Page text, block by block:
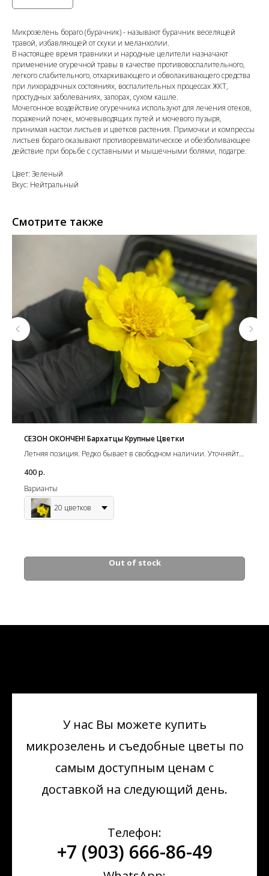
Микрозелень бораго (бурачник) - называют бурачник веселящей
травой, избавляющей от скуки и меланхолии.
В настоящее время травники и народные целители назначают
применение огуречной травы в качестве противовоспалительного,
легкого слабительного, отхаркивающего и обволакивающего средства
при лихорадочных состояниях, воспалительных процессах ЖКТ,
простудных заболеваниях, запорах, сухом кашле.
Мочегонное воздействие огуречника используют для лечения отеков,
поражений почек, мочевыводящих путей и мочевого пузыря,
принимая настои листьев и цветков растения. Примочки и компрессы
листьев бораго оказывают противоревматическое и обезболивающее
действие при борьбе с суставными и мышечными болями, подагре.
Цвет: Зеленый
Вкус: Нейтральный
Смотрите также
СЕЗОН ОКОНЧЕН! Бархатцы Крупные Цветки
Летняя позиция. Редко бывает в свободном наличии. Уточняйте
400р.
Варианты
20 цветков
Out of stock
У нас Вы можете купить
микрозелень и съедобные цветы по
самым доступным ценам с
доставкой на следующий день.
Телефон:
+7 (903) 666-86-49